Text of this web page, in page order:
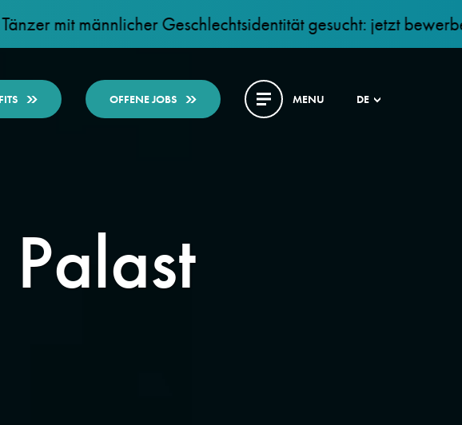
männlicher Geschlechtsidentität gesucht: jetzt bewerben!
OFFENE JOBS MENU DE